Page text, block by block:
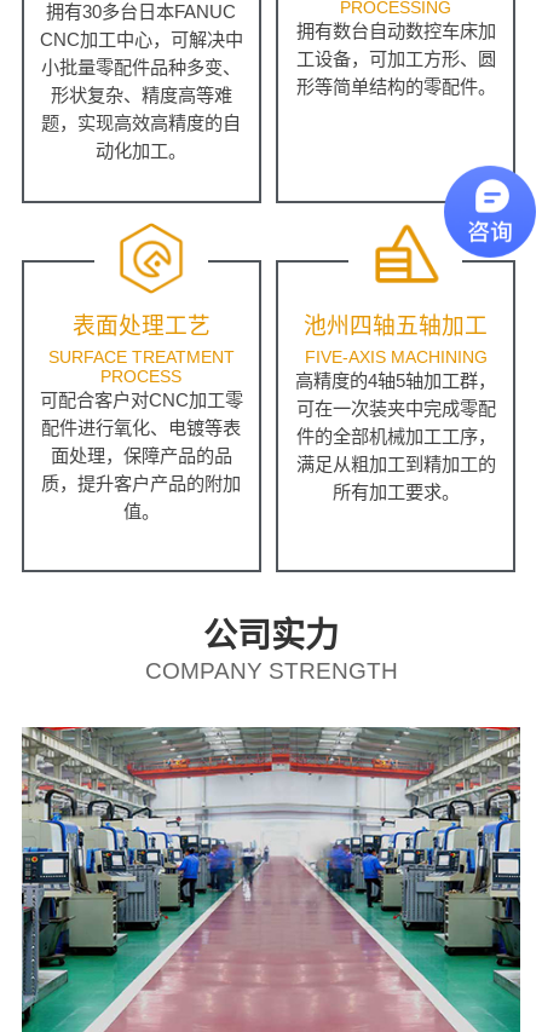
拥有30多台日本FANUC
CNC加工中心，可解决中
小批量零配件品种多变、
形状复杂、精度高等难
题，实现高效高精度的自
动化加工。
PROCESSING
拥有数台自动数控车床加
工设备，可加工方形、圆
形等简单结构的零配件。
表面处理工艺
SURFACE TREATMENT
PROCESS
可配合客户对CNC加工零
配件进行氧化、电镀等表
面处理，保障产品的品
质，提升客户产品的附加
值。
池州四轴五轴加工
FIVE-AXIS MACHINING
高精度的4轴5轴加工群，
可在一次装夹中完成零配
件的全部机械加工工序，
满足从粗加工到精加工的
所有加工要求。
公司实力
COMPANY STRENGTH